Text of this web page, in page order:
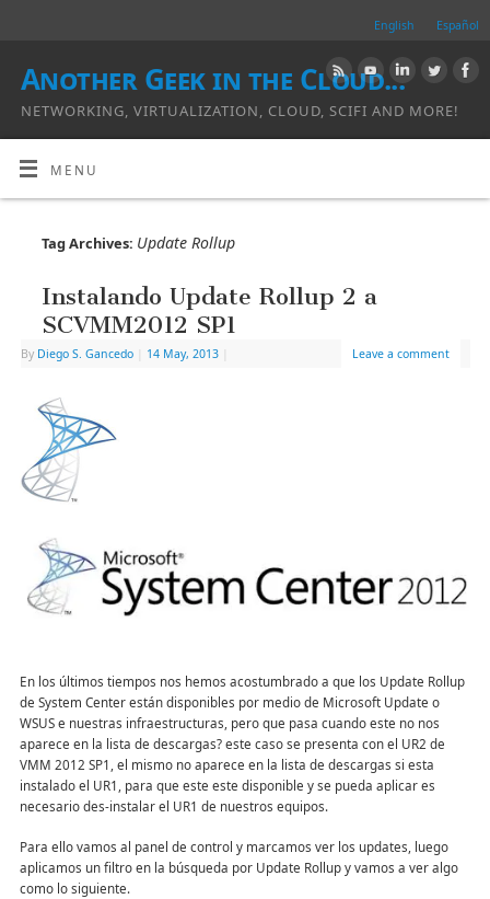
English Español
Another Geek in the Cloud...
NETWORKING, VIRTUALIZATION, CLOUD, SCIFI AND MORE!
MENU
Tag Archives: Update Rollup
Instalando Update Rollup 2 a
SCVMM2012 SP1
By Diego S. Gancedo 14 May, 2013 Leave a comment
En los últimos tiempos nos hemos acostumbrado a que los Update Rollup
de System Center están disponibles por medio de Microsoft Update o
WSUS e nuestras infraestructuras, pero que pasa cuando este no nos
aparece en la lista de descargas? este caso se presenta con el UR2 de
VMM 2012 SP1, el mismo no aparece en la lista de descargas si esta
instalado el UR1, para que este este disponible y se pueda aplicar es
necesario des-instalar el UR1 de nuestros equipos.
Para ello vamos al panel de control y marcamos ver los updates, luego
aplicamos un filtro en la búsqueda por Update Rollup y vamos a ver algo
como lo siguiente.